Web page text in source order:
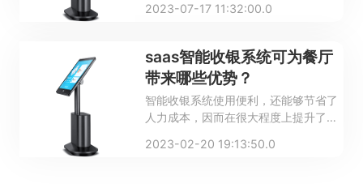
使用比较方便，还能够节省大量的人力
能收银系统，下面来了解一下智能收银
系统多少钱，saas智能收银系统哪家
好？
2023-07-17 11:32:00.0
saas智能收银系统可为餐厅
带来哪些优势？
智能收银系统使用便利，还能够节省了
人力成本，因而在很大程度上提升了商
saas智能收银系统的需求，但对其具体
2023-02-20 19:13:50.0